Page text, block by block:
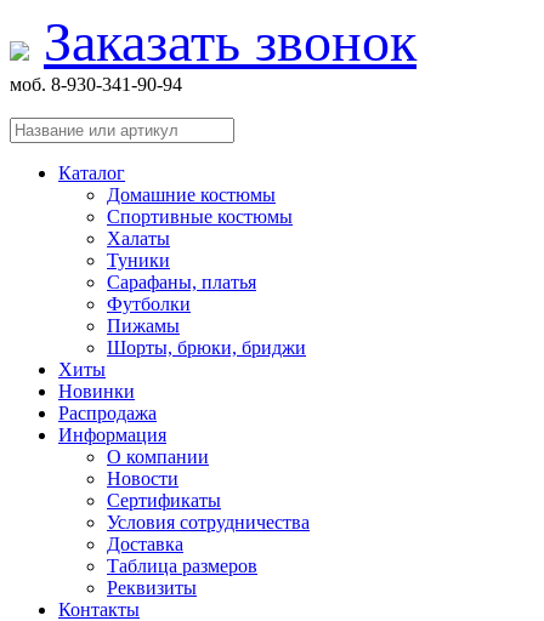
Заказать звонок
моб. 8-930-341-90-94
Каталог
Домашние костюмы
Спортивные костюмы
Халаты
Туники
Сарафаны, платья
Футболки
Пижамы
Шорты, брюки, бриджи
Хиты
Новинки
Распродажа
Информация
О компании
Новости
Сертификаты
Условия сотрудничества
Доставка
Таблица размеров
Реквизиты
Контакты